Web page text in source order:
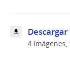
4 imágenes,